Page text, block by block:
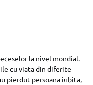
la nivel mondial.
cu viata din diferite
pierdut persoana iubita,